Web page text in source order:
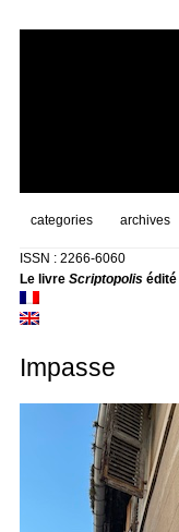
categories archives
ISSN : 2266-6060
Le livre Scriptopolisédité
Impasse